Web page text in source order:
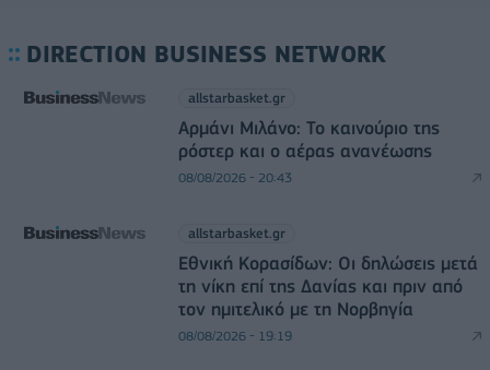
DIRECTION BUSINESS NETWORK
allstarbasket.gr
Αρμάνι Μιλάνο: Το καινούριο της
ρόστερ και ο αέρας ανανέωσης
08/08/2026 - 20:43
allstarbasket.gr
Εθνική Κορασίδων: Οι δηλώσεις μετά
τη νίκη επί της Δανίας και πριν από
τον ημιτελικό με τη Νορβηγία
08/08/2026 - 19:19